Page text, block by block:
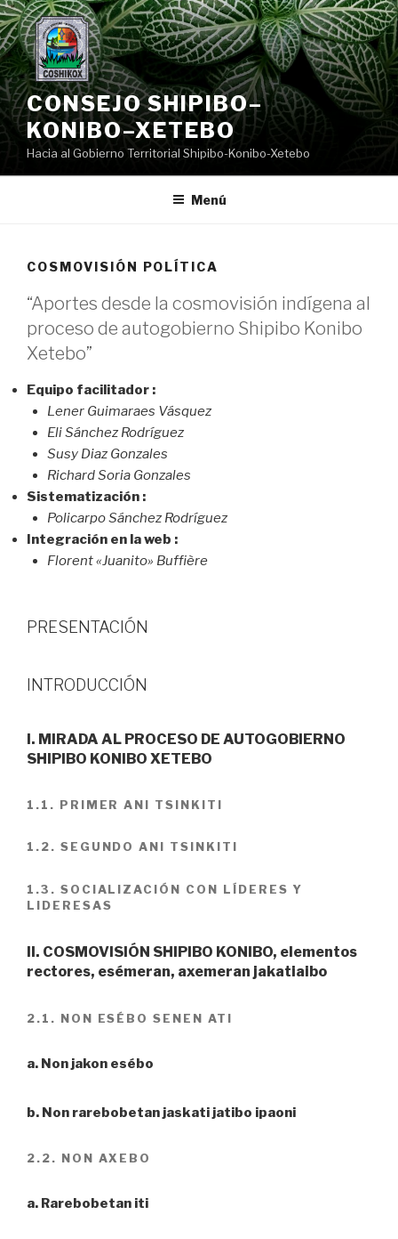
Saltar
al
contenido
CONSEJO SHIPIBO–
KONIBO–XETEBO
Hacia al Gobierno Territorial Shipibo-Konibo-Xetebo
Menú
COSMOVISIÓN POLÍTICA
“Aportes desde la cosmovisión indígena al
proceso de autogobierno Shipibo Konibo
Xetebo”
Equipo facilitador :
Lener Guimaraes Vásquez
Eli Sánchez Rodríguez
Susy Diaz Gonzales
Richard Soria Gonzales
Sistematización :
Policarpo Sánchez Rodríguez
Integración en la web :
Florent «Juanito» Buffière
PRESENTACIÓN
INTRODUCCIÓN
I. MIRADA AL PROCESO DE AUTOGOBIERNO
SHIPIBO KONIBO XETEBO
1.1. PRIMER ANI TSINKITI
1.2. SEGUNDO ANI TSINKITI
1.3. SOCIALIZACIÓN CON LÍDERES Y
LIDERESAS
II. COSMOVISIÓN SHIPIBO KONIBO, elementos
rectores, esémeran, axemeran jakatiaibo
2.1. NON ESÉBO SENEN ATI
a. Non jakon esébo
b. Non rarebobetan jaskati jatibo ipaoni
2.2. NON AXEBO
a. Rarebobetan iti